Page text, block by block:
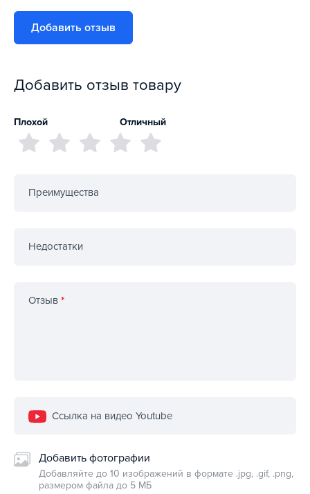
Добавить отзыв
Добавить отзыв товару
Плохой Отличный
Преимущества
Недостатки
Отзыв *
Ссылка на видео Youtube
Добавить фотографии
Добавляйте до 10 изображений в формате .jpg, .gif, .png,
размером файла до 5 МБ